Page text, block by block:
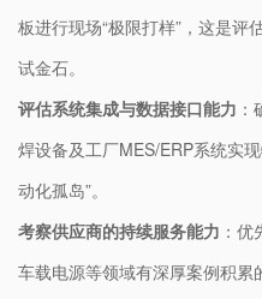
板进行现场“极限打样”，这是评
试金石。
评估系统集成与数据接口能力
焊设备及工厂MES/ERP系统实
动化孤岛”。
考察供应商的持续服务能力 ：
车载电源等领域有深厚案例积